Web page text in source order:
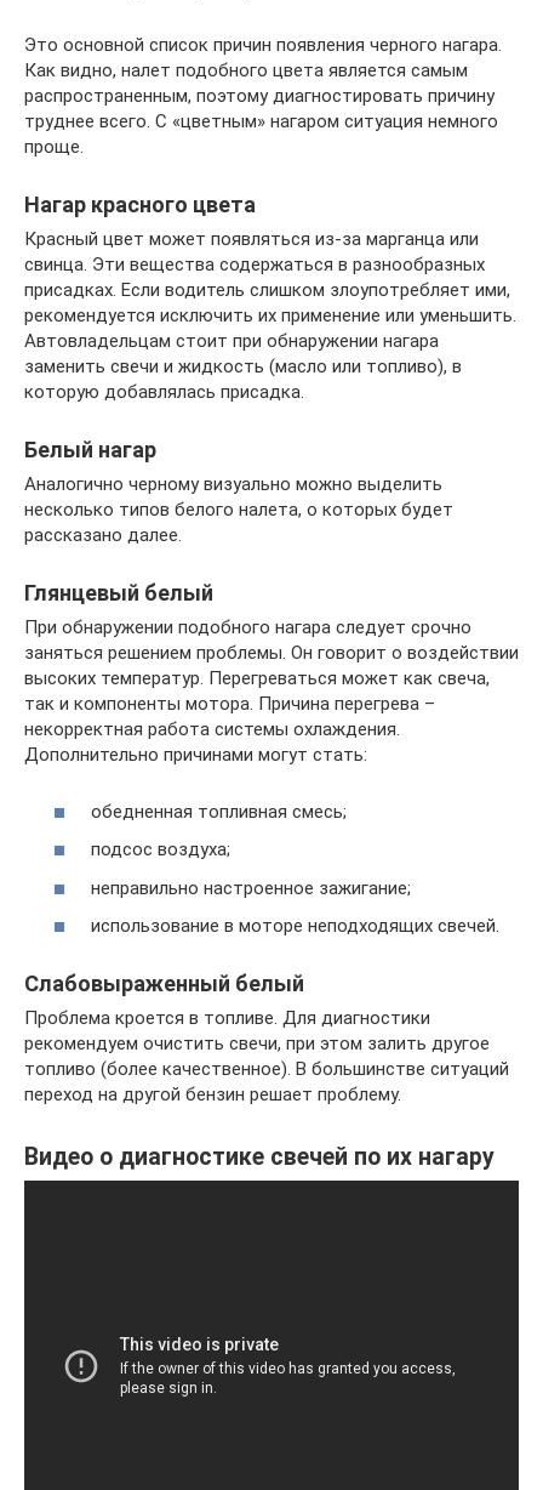
Это основной список причин появления черного нагара.
Как видно, налет подобного цвета является самым
распространенным, поэтому диагностировать причину
труднее всего. С «цветным» нагаром ситуация немного
проще.
Нагар красного цвета
Красный цвет может появляться из-за марганца или
свинца. Эти вещества содержаться в разнообразных
присадках. Если водитель слишком злоупотребляет ими,
рекомендуется исключить их применение или уменьшить.
Автовладельцам стоит при обнаружении нагара
заменить свечи и жидкость (масло или топливо), в
которую добавлялась присадка.
Белый нагар
Аналогично черному визуально можно выделить
несколько типов белого налета, о которых будет
рассказано далее.
Глянцевый белый
При обнаружении подобного нагара следует срочно
заняться решением проблемы. Он говорит о воздействии
высоких температур. Перегреваться может как свеча,
так и компоненты мотора. Причина перегрева –
некорректная работа системы охлаждения.
Дополнительно причинами могут стать:
обедненная топливная смесь;
подсос воздуха;
неправильно настроенное зажигание;
использование в моторе неподходящих свечей.
Слабовыраженный белый
Проблема кроется в топливе. Для диагностики
рекомендуем очистить свечи, при этом залить другое
топливо (более качественное). В большинстве ситуаций
переход на другой бензин решает проблему.
Видео о диагностике свечей по их нагару